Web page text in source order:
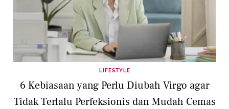
LIFESTYLE
6 Kebiasaan yang Perlu Diubah Virgo agar
Tidak Terlalu Perfeksionis dan Mudah Cemas